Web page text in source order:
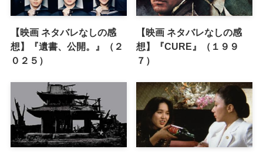
【映画 ネタバレなしの感
想】『遺書、公開。』（２
０２５）
【映画 ネタバレなしの感
想】『CURE』（１９９
７）